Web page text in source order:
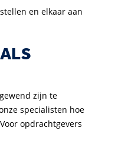
en elkaar aan
zijn te
specialisten hoe
opdrachtgevers